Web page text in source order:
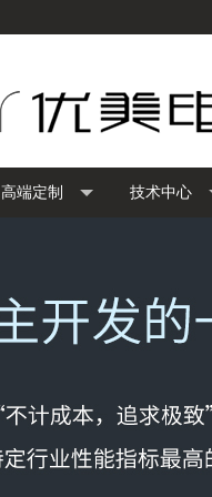
高端定制 技术中心